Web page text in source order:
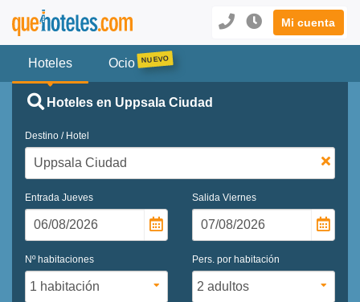
Mi cuenta
Hoteles Ocio
Hoteles en Uppsala Ciudad
Destino / Hotel
Entrada Jueves Salida Viernes
Nº habitaciones Pers. por habitación